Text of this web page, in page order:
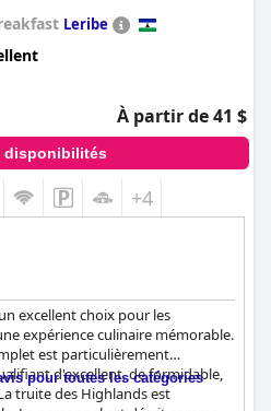
Leribe
À partir de 41 $
disponibilités
+4
excellent choix pour les
expérience culinaire mémorable.
est particulièrement
d'excellent, de formidable,
truite des Highlands est
pour toutes les catégories